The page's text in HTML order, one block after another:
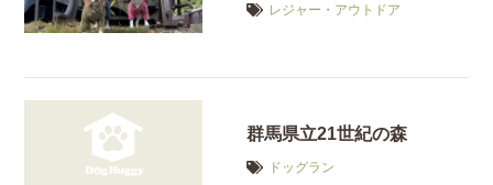
レジャー・アウトドア
群馬県立21世紀の森
ドッグラン